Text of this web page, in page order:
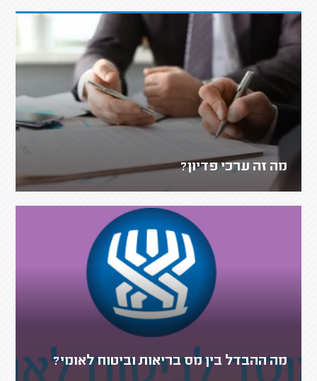
מה זה ערכי פדיון?
מה ההבדל בין מס בריאות וביטוח לאומי?